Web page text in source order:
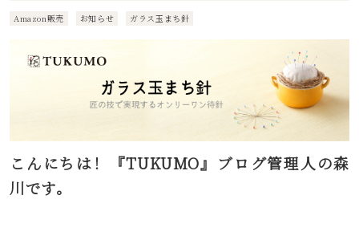
Amazon販売 お知らせ ガラス玉まち針
こんにちは！『TUKUMO』ブログ管理人の森
川です。